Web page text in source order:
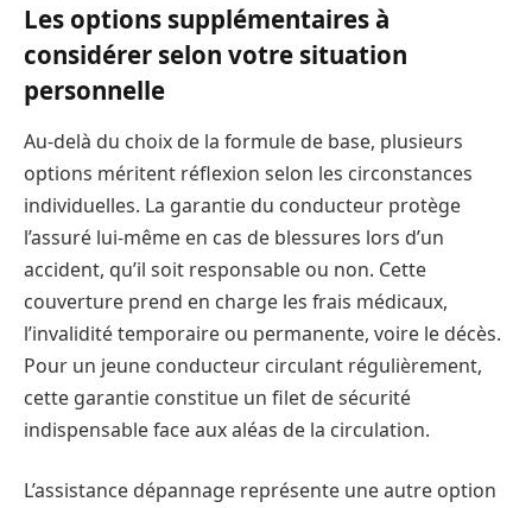
Les options supplémentaires à
considérer selon votre situation
personnelle
Au-delà du choix de la formule de base, plusieurs
options méritent réflexion selon les circonstances
individuelles. La garantie du conducteur protège
l’assuré lui-même en cas de blessures lors d’un
accident, qu’il soit responsable ou non. Cette
couverture prend en charge les frais médicaux,
l’invalidité temporaire ou permanente, voire le décès.
Pour un jeune conducteur circulant régulièrement,
cette garantie constitue un filet de sécurité
indispensable face aux aléas de la circulation.
L’assistance dépannage représente une autre option